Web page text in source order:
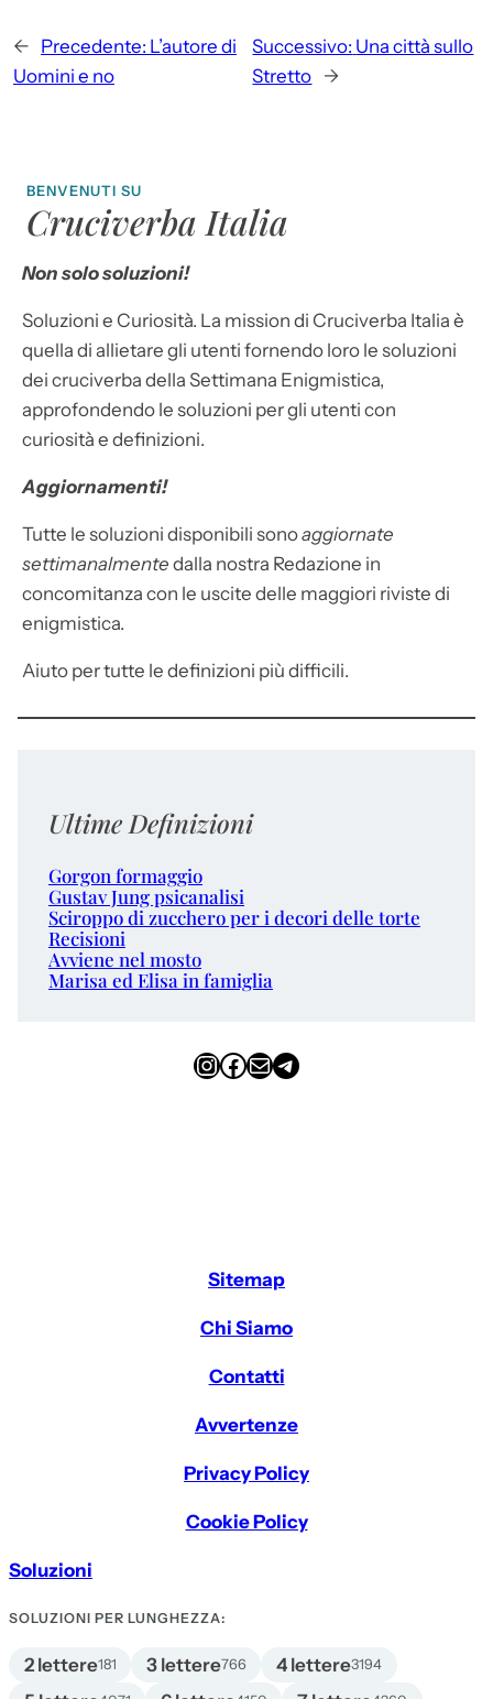
← Precedente: L’autore di
Uomini e no
Successivo: Una città sullo
Stretto →
BENVENUTI SU
Cruciverba Italia
Non solo soluzioni!
Soluzioni e Curiosità. La mission di Cruciverba Italia è
quella di allietare gli utenti fornendo loro le soluzioni
dei cruciverba della Settimana Enigmistica,
approfondendo le soluzioni per gli utenti con
curiosità e definizioni.
Aggiornamenti!
Tutte le soluzioni disponibili sonoaggiornate
settimanalmente dalla nostra Redazione in
concomitanza con le uscite delle maggiori riviste di
enigmistica.
Aiuto per tutte le definizioni più difficili.
Ultime Definizioni
Gorgon formaggio
Gustav Jung psicanalisi
Sciroppo di zucchero per i decori delle torte
Recisioni
Avviene nel mosto
Marisa ed Elisa in famiglia
InstagramFacebook Email Telegram
Sitemap
Chi Siamo
Contatti
Avvertenze
Privacy Policy
Cookie Policy
Soluzioni
SOLUZIONI PER LUNGHEZZA:
2 lettere181 3 lettere766 4 lettere3194